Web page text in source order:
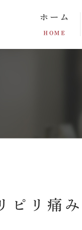
ホーム
HOME
ピリ痛